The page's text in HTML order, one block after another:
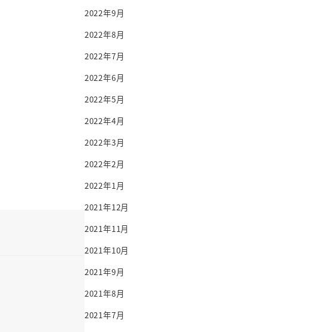
2022年9月
2022年8月
2022年7月
2022年6月
2022年5月
2022年4月
2022年3月
2022年2月
2022年1月
2021年12月
2021年11月
2021年10月
2021年9月
2021年8月
2021年7月